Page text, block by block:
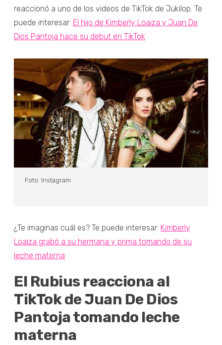
reaccionó a uno de los videos de TikTok de Jukilop. Te
puede interesar: El hijo de Kimberly Loaiza y Juan De
Dios Pantoja hace su debut en TikTok
Foto: Instagram
¿Te imaginas cuál es? Te puede interesar: Kimberly
Loaiza grabó a su hermana y prima tomando de su
leche materna
El Rubius reacciona al
TikTok de Juan De Dios
Pantoja tomando leche
materna